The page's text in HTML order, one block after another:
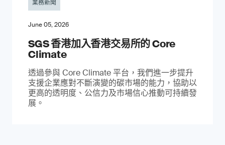
業務新聞
June 05, 2026
SGS 香港加入香港交易所的 Core
Climate
透過參與 Core Climate 平台，我們進一步提升
支援企業應對不斷演變的碳市場的能力，協助以
更高的透明度、公信力及市場信心推動可持續發
展。